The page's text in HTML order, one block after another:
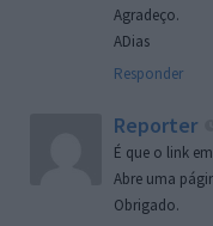
Agradeço.
ADias
Responder
Reporter
É que o link
Abre uma
Obrigado.